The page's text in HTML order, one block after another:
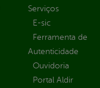
Serviços
E-sic
Ferramenta de
Autenticidade
Ouvidoria
Portal Aldir